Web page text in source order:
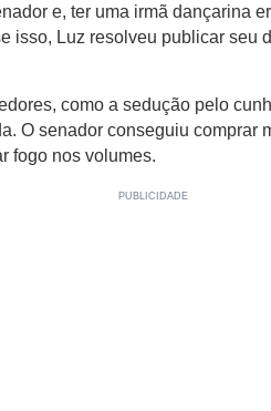
e, ter uma irmã dançarina
isso, Luz resolveu publicar seu
como a sedução pelo
O senador conseguiu comprar
fogo nos volumes.